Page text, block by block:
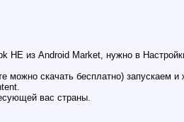
из Android Market, нужно в
скачать бесплатно) запускаем и
вас страны.